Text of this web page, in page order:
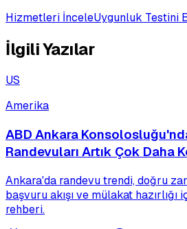
Hizmetleri İnceleUygunluk Testini
İlgili Yazılar
US
Amerika
ABD Ankara
Randevuları Artık Çok Daha
Ankara'da randevu trendi, doğru
başvuru akışı ve mülakat
rehberi.